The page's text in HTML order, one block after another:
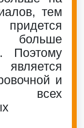
тем
больше
Поэтому
является
и
всех